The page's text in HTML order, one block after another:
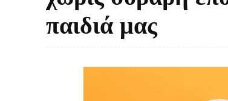
παιδιά μας